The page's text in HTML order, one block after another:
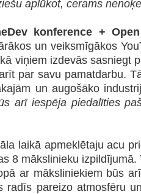
aplūkot, cerams
konference +
un veiksmīgākos
viņiem izdevās sasniegt
par savu pamatdarbu.
un augošāko
arī iespēja piedalīties
laikā apmeklētaju acu
8 mākslinieku
ar māksliniekiem būs
radīs pareizo atmosfēru